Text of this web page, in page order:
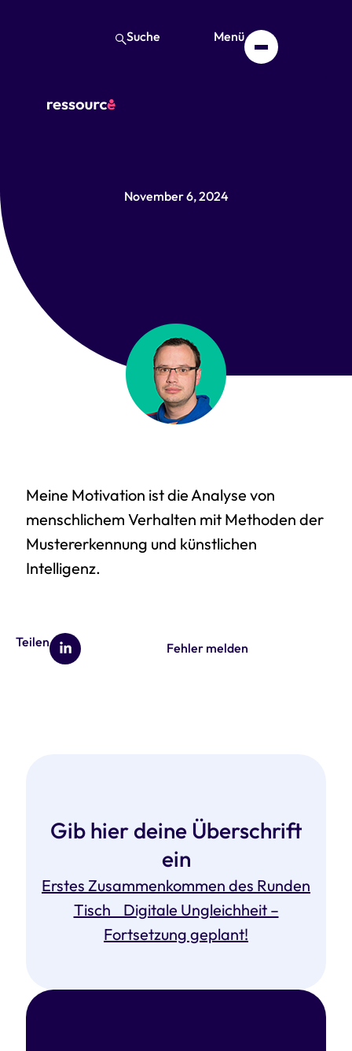
Suche Menü
November 6, 2024
Meine Motivation ist die Analyse von
menschlichem Verhalten mit Methoden der
Mustererkennung und künstlichen
Intelligenz.
Teilen Fehler melden
Gib hier deine Überschrift
ein
Erstes Zusammenkommen des Runden
Tisch Digitale Ungleichheit –
Fortsetzung geplant!